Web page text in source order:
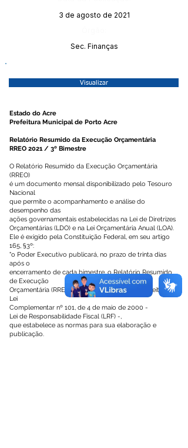
3 de agosto de 2021
Sec. Finanças
Visualizar
Estado do Acre
Prefeitura Municipal de Porto Acre
Relatório Resumido da Execução Orçamentária
RREO 2021 / 3º Bimestre
O Relatório Resumido da Execução Orçamentária
(RREO)
é um documento mensal disponibilizado pelo Tesouro
Nacional
que permite o acompanhamento e análise do
desempenho das
ações governamentais estabelecidas na Lei de Diretrizes
Orçamentárias (LDO) e na Lei Orçamentária Anual (LOA).
Ele é exigido pela Constituição Federal, em seu artigo
165, §3º:
"o Poder Executivo publicará, no prazo de trinta dias
após o
encerramento de cada bimestre, o Relatório Resumido
de Execução
Orçamentária (RREO)". Sua regulamentação foi feita pela
Lei
Complementar nº 101, de 4 de maio de 2000 -
Lei de Responsabilidade Fiscal (LRF) -,
que estabelece as normas para sua elaboração e
publicação.